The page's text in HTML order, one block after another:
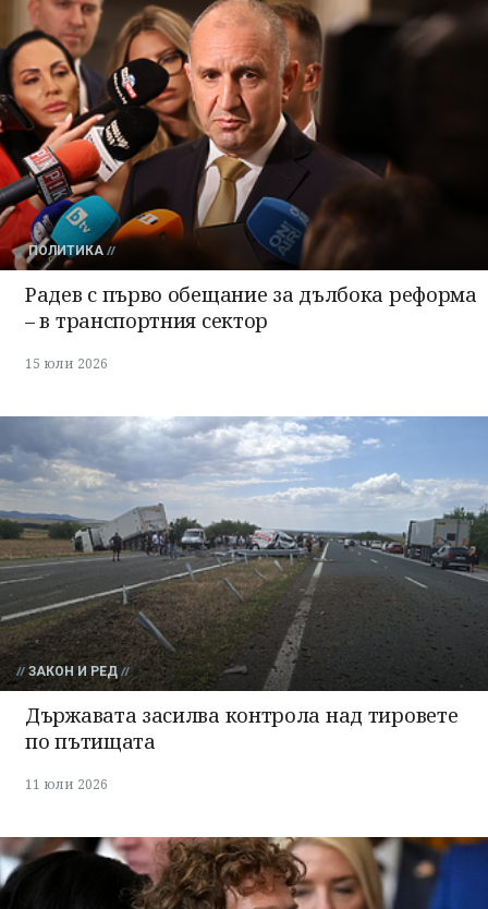
ПОЛИТИКА
Радев с първо обещание за дълбока реформа
– в транспортния сектор
15 юли 2026
ЗАКОН И РЕД
Държавата засилва контрола над тировете
по пътищата
11 юли 2026